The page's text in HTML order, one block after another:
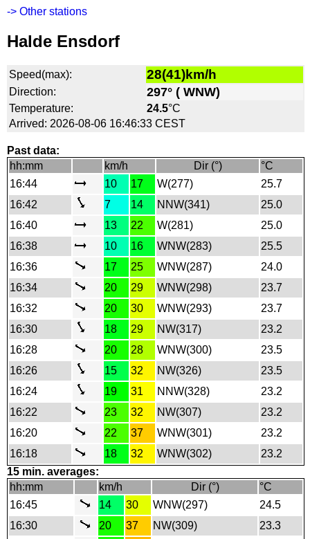
-> Other stations
Halde Ensdorf
Speed(max): 28(41)km/h
Direction: 297° ( WNW)
Temperature: 24.5°C
Arrived: 2026-08-06 16:46:33 CEST
Past data:
hh:mm
km/h Dir (°)
°C
16:44
10 17 W(277)
25.7
16:42
7 14 NNW(341)
25.0
16:40
13 22 W(281)
25.0
16:38
10 16 WNW(283)
25.5
16:36
17 25 WNW(287)
24.0
16:34
20 29 WNW(298)
23.7
16:32
20 30 WNW(293)
23.7
16:30
18 29 NW(317)
23.2
16:28
20 28 WNW(300)
23.5
16:26
15 32 NW(326)
23.5
16:24
19 31 NNW(328)
23.2
16:22
23 32 NW(307)
23.2
16:20
22 37 WNW(301)
23.2
16:18
18 32 WNW(302)
23.2
15 min. averages:
hh:mm
km/h Dir (°)
°C
16:45
14 30 WNW(297)
24.5
16:30
20 37 NW(309)
23.3